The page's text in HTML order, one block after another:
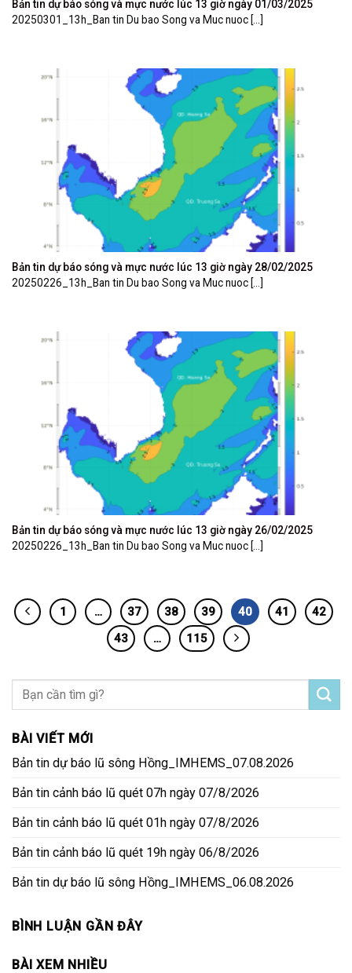
Bản tin dự báo sóng và mực nước lúc 13 giờ ngày 01/03/2025
20250301_13h_Ban tin Du bao Song va Muc nuoc [...]
Bản tin dự báo sóng và mực nước lúc 13 giờ ngày 28/02/2025
20250226_13h_Ban tin Du bao Song va Muc nuoc [...]
Bản tin dự báo sóng và mực nước lúc 13 giờ ngày 26/02/2025
20250226_13h_Ban tin Du bao Song va Muc nuoc [...]
1 … 37 38 39 40 41
42
43
… 115
BÀI VIẾT MỚI
Bản tin dự báo lũ sông Hồng_IMHEMS_07.08.2026
Bản tin cảnh báo lũ quét 07h ngày 07/8/2026
Bản tin cảnh báo lũ quét 01h ngày 07/8/2026
Bản tin cảnh báo lũ quét 19h ngày 06/8/2026
Bản tin dự báo lũ sông Hồng_IMHEMS_06.08.2026
BÌNH LUẬN GẦN ĐÂY
BÀI XEM NHIỀU